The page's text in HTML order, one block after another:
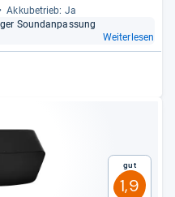
Akku­be­trieb: Ja
Soun­dan­pas­sung
Weiterlesen
Gut
1,9